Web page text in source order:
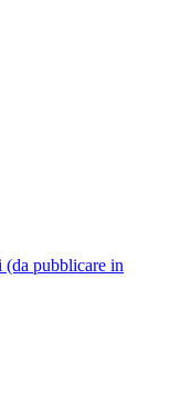
pubblicare in